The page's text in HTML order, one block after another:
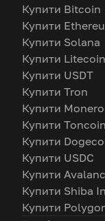
Купити Bitcoin
Купити
Купити Solana
Купити Litecoin
Купити USDT
Купити Tron
Купити Monero
Купити Toncoin
Купити
Купити USDC
Купити
Купити Shiba
Купити